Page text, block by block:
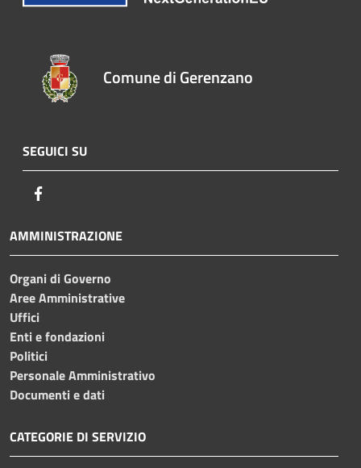
Comune di Gerenzano
SEGUICI SU
AMMINISTRAZIONE
Organi di Governo
Aree Amministrative
Uffici
Enti e fondazioni
Politici
Personale Amministrativo
Documenti e dati
CATEGORIE DI SERVIZIO